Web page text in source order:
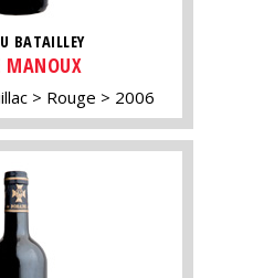
BATAILLEY
MANOUX
Rouge 2006